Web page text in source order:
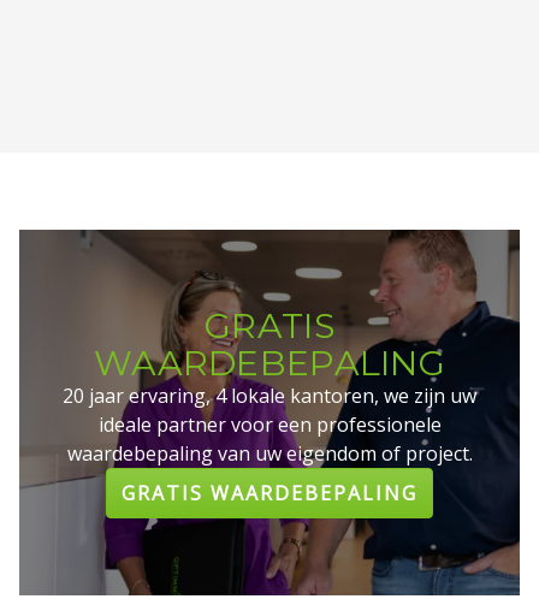
GRATIS
WAARDEBEPALING
20 jaar ervaring, 4 lokale kantoren, we zijn uw
ideale partner voor een professionele
waardebepaling van uw eigendom of project.
GRATIS WAARDEBEPALING